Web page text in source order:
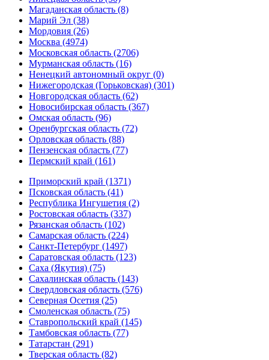
Магаданская область (8)
Марий Эл (38)
Мордовия (26)
Москва (4974)
Московская область (2706)
Мурманская область (16)
Ненецкий автономный округ (0)
Нижегородская (Горьковская) (301)
Новгородская область (62)
Новосибирская область (367)
Омская область (96)
Оренбургская область (72)
Орловская область (88)
Пензенская область (77)
Пермский край (161)
Приморский край (1371)
Псковская область (41)
Республика Ингушетия (2)
Ростовская область (337)
Рязанская область (102)
Самарская область (224)
Санкт-Петербург (1497)
Саратовская область (123)
Саха (Якутия) (75)
Сахалинская область (143)
Свердловская область (576)
Северная Осетия (25)
Смоленская область (75)
Ставропольский край (145)
Тамбовская область (77)
Татарстан (291)
Тверская область (82)